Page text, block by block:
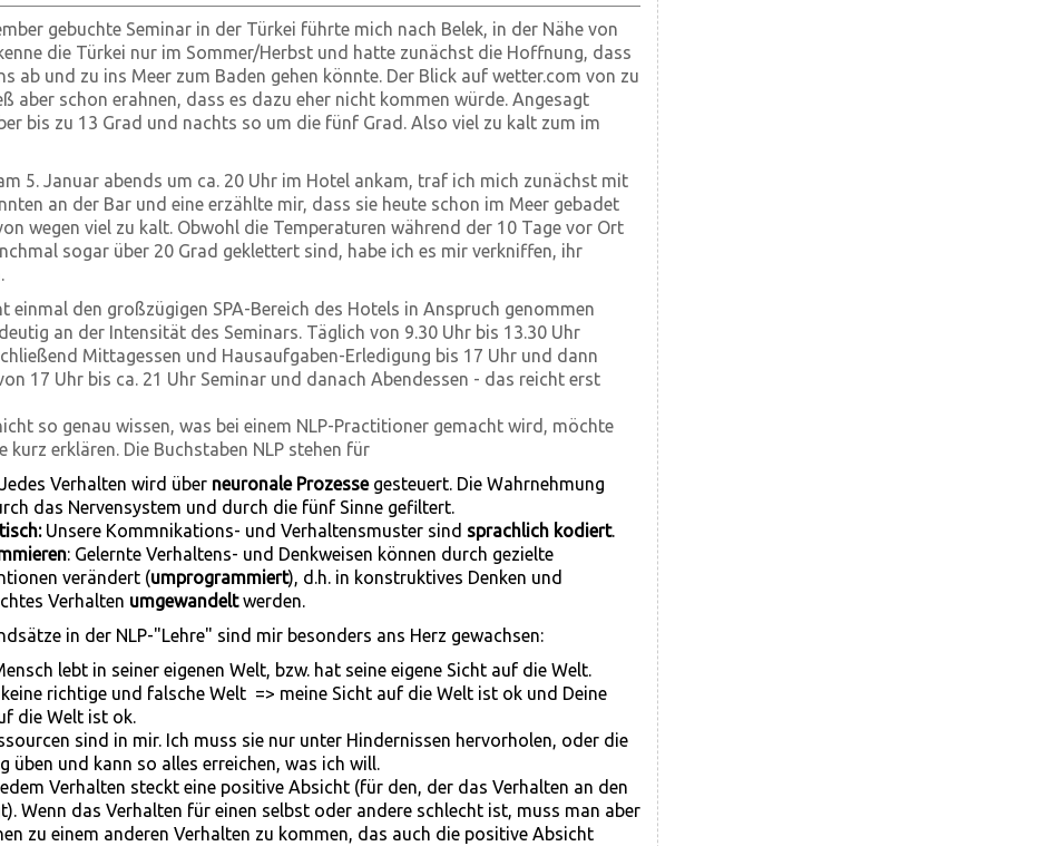
gebuchte Seminar in der Türkei führte mich nach Belek, in der Nähe von
die Türkei nur im Sommer/Herbst und hatte zunächst die Hoffnung, dass
ab und zu ins Meer zum Baden gehen könnte. Der Blick auf wetter.com von zu
aber schon erahnen, dass es dazu eher nicht kommen würde. Angesagt
bis zu 13 Grad und nachts so um die fünf Grad. Also viel zu kalt zum im
5. Januar abends um ca. 20 Uhr im Hotel ankam, traf ich mich zunächst mit
an der Bar und eine erzählte mir, dass sie heute schon im Meer gebadet
wegen viel zu kalt. Obwohl die Temperaturen während der 10 Tage vor Ort
sogar über 20 Grad geklettert sind, habe ich es mir verkniffen, ihr
einmal den großzügigen SPA-Bereich des Hotels in Anspruch genommen
an der Intensität des Seminars. Täglich von 9.30 Uhr bis 13.30 Uhr
Mittagessen und Hausaufgaben-Erledigung bis 17 Uhr und dann
17 Uhr bis ca. 21 Uhr Seminar und danach Abendessen - das reicht erst
so genau wissen, was bei einem NLP-Practitioner gemacht wird, möchte
kurz erklären. Die Buchstaben NLP stehen für
Jedes Verhalten wird über neuronale Prozessegesteuert. Die Wahrnehmung
das Nervensystem und durch die fünf Sinne gefiltert.
Unsere Kommnikations- und Verhaltensmuster sind sprachlich kodiert.
: Gelernte Verhaltens- und Denkweisen können durch gezielte
verändert (umprogrammiert), d.h. in konstruktives Denken und
Verhalten umgewandeltwerden.
in der NLP-"Lehre" sind mir besonders ans Herz gewachsen:
lebt in seiner eigenen Welt, bzw. hat seine eigene Sicht auf die Welt.
richtige und falsche Welt => meine Sicht auf die Welt ist ok und Deine
die Welt ist ok.
sind in mir. Ich muss sie nur unter Hindernissen hervorholen, oder die
üben und kann so alles erreichen, was ich will.
Verhalten steckt eine positive Absicht (für den, der das Verhalten an den
Wenn das Verhalten für einen selbst oder andere schlecht ist, muss man aber
zu einem anderen Verhalten zu kommen, das auch die positive Absicht